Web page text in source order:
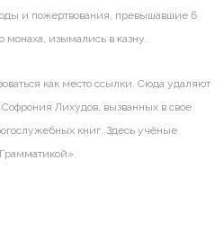
и пожертвования, превышавшие 6
монаха, изымались в казну.
как место ссылки. Сюда удаляют
Лихудов, вызванных в свое
книг. Здесь учёные